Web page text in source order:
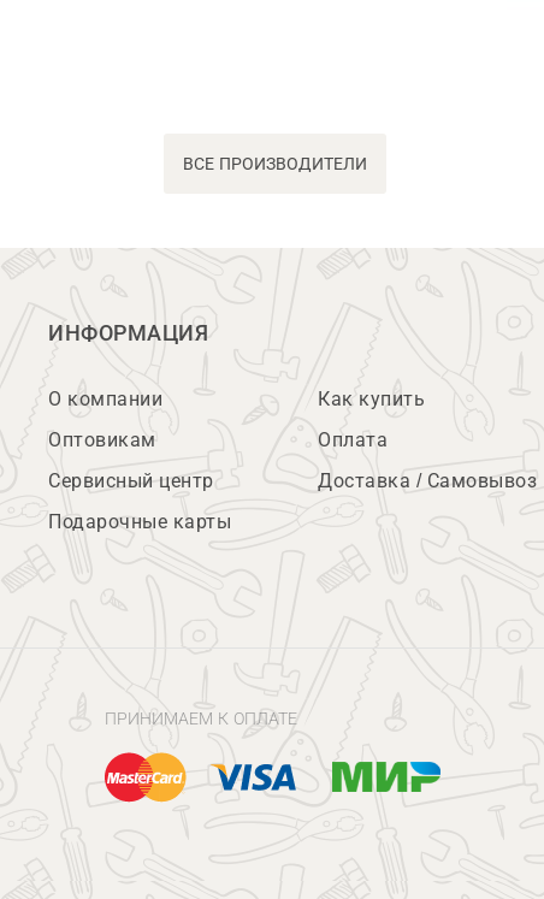
ВСЕ ПРОИЗВОДИТЕЛИ
ИНФОРМАЦИЯ
О компании
Оптовикам
Сервисный центр
Подарочные карты
Как купить
Оплата
Доставка / Самовывоз
ПРИНИМАЕМ К ОПЛАТЕ